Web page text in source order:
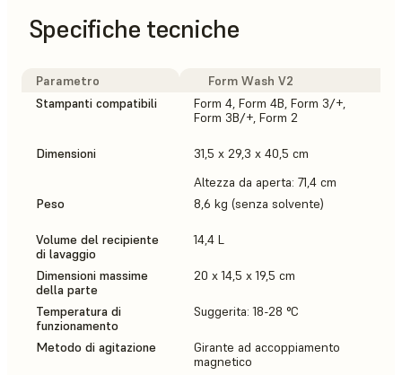
Specifiche tecniche
Parametro
Form Wash V2
Stampanti compatibili
Form 4, Form 4B, Form 3/+,
Form 3B/+, Form 2
Dimensioni
31,5 x 29,3 x 40,5 cm
Altezza da aperta: 71,4 cm
Peso
8,6 kg (senza solvente)
Volume del recipiente
di lavaggio
14,4 L
Dimensioni massime
della parte
20 x 14,5 x 19,5 cm
Temperatura di
funzionamento
Suggerita: 18-28 °C
Metodo di agitazione
Girante ad accoppiamento
magnetico